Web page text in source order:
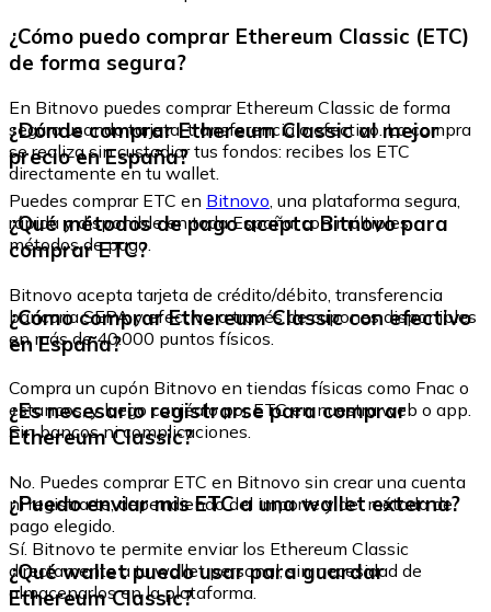
¿Cómo puedo comprar Ethereum Classic (ETC)
de forma segura?
En Bitnovo puedes comprar Ethereum Classic de forma
segura usando tarjeta, transferencia o efectivo. La compra
se realiza sin custodiar tus fondos: recibes los ETC
directamente en tu wallet.
¿Dónde comprar Ethereum Classic al mejor
precio en España?
Puedes comprar ETC en Bitnovo, una plataforma segura,
rápida y disponible en toda España, con múltiples
métodos de pago.
¿Qué métodos de pago acepta Bitnovo para
comprar ETC?
Bitnovo acepta tarjeta de crédito/débito, transferencia
bancaria SEPA y efectivo a través de cupones disponibles
en más de 40.000 puntos físicos.
¿Cómo comprar Ethereum Classic con efectivo
en España?
Compra un cupón Bitnovo en tiendas físicas como Fnac o
estancos, y luego canjéalo por ETC en nuestra web o app.
Sin bancos ni complicaciones.
¿Es necesario registrarse para comprar
Ethereum Classic?
No. Puedes comprar ETC en Bitnovo sin crear una cuenta
ni registrarte, dependiendo del importe y del método de
pago elegido.
¿Puedo enviar mis ETC a una wallet externa?
Sí. Bitnovo te permite enviar los Ethereum Classic
directamente a tu wallet personal, sin necesidad de
almacenarlos en la plataforma.
¿Qué wallet puedo usar para guardar
Ethereum Classic?